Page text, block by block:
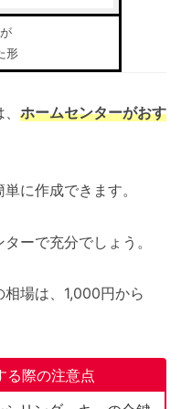
形
ホームセンターがおす
に作成できます。
ーで充分でしょう。
場は、1,000円から
る際の注意点